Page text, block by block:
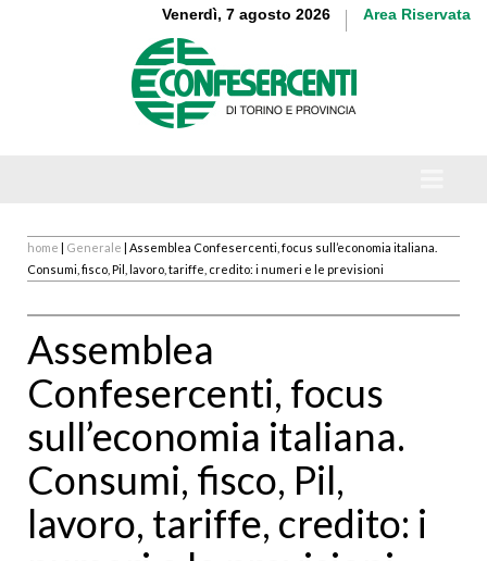
Venerdì, 7 agosto 2026 Area Riservata
home | Generale | Assemblea Confesercenti, focus sull’economia italiana.
Consumi, fisco, Pil, lavoro, tariffe, credito: i numeri e le previsioni
Assemblea
Confesercenti, focus
sull’economia italiana.
Consumi, fisco, Pil,
lavoro, tariffe, credito: i